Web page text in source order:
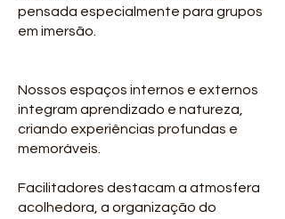
pensada especialmente para grupos
em imersão.
Nossos espaços internos e externos
integram aprendizado e natureza,
criando experiências profundas e
memoráveis.
Facilitadores destacam a atmosfera
acolhedora, a organização do